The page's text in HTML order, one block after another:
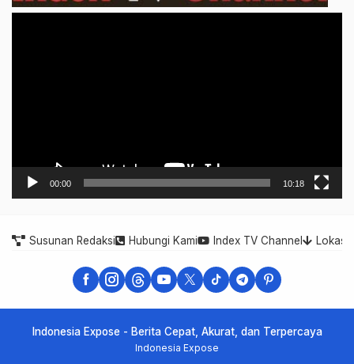
00:00 10:18
Susunan Redaksi Hubungi Kami Index TV Channel Lokasi
Indonesia Expose - Berita Cepat, Akurat, dan Terpercaya
Indonesia Expose